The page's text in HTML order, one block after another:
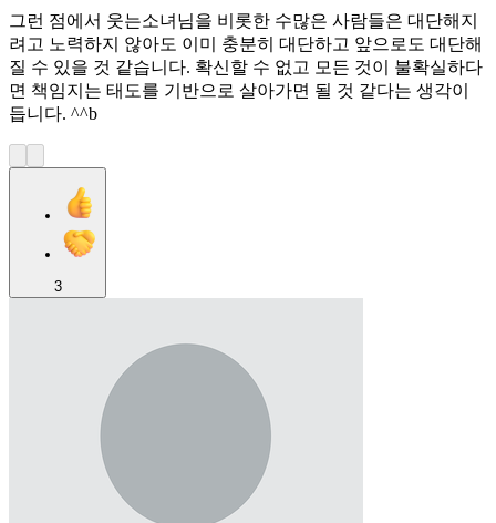
그런 점에서 웃는소녀님을 비롯한 수많은 사람들은 대단해지
려고 노력하지 않아도 이미 충분히 대단하고 앞으로도 대단해
질 수 있을 것 같습니다. 확신할 수 없고 모든 것이 불확실하다
면 책임지는 태도를 기반으로 살아가면 될 것 같다는 생각이
듭니다. ^^b
3